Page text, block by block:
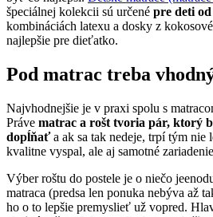
špeciálnej kolekcii sú určené pre deti
kombináciách latexu a dosky z
najlepšie pre dieťatko.
Pod matrac treba
Najvhodnejšie je v praxi spolu s
Práve matrac a rošt tvoria pár, ktorý
dopĺňaťa ak sa tak nedeje, trpí tým nie
kvalitne vyspal, ale aj samotné
Výber roštu do postele je o niečo
matraca (predsa len ponuka nebýva až
ho o to lepšie premyslieť už vopred.